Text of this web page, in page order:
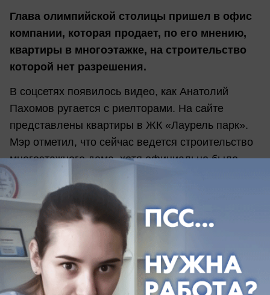
Глава олимпийской столицы пришел в офис
компании, которая продает, по его мнению,
квартиры в многоэтажке, на строительство
которой нет разрешения.
В соцсетях появилось видео, как Анатолий
Пахомов ругается с риелторами. На сайте
представлены квартиры в ЖК «Лаурель парк».
Мэр отметил, что сейчас ведется строительство
многоэтажного дома, хотя официально было
дано разрешение на возведение только
трехэтажки. Он считает, что компания
занимается жульничеством.
- Я вижу, что у вас есть предложение того
объекта, который является незаконным. Как вы
можете продавать то, чего нет? Зачем вы врете?
Вот я вам могу сказать, что разрешения на